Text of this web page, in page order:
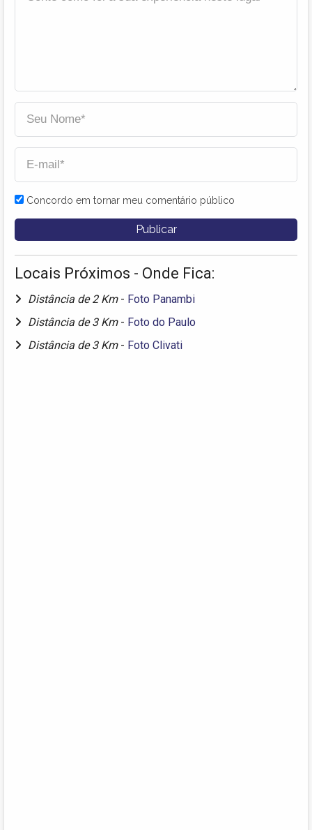
Concordo em tornar meu comentário público
Locais Próximos - Onde Fica:
Distância de 2 Km - Foto Panambi
Distância de 3 Km - Foto do Paulo
Distância de 3 Km - Foto Clivati